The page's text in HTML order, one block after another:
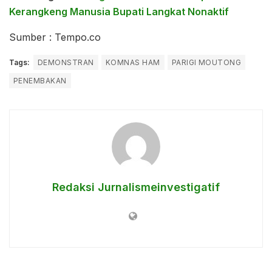
Kerangkeng Manusia Bupati Langkat Nonaktif
Sumber : Tempo.co
Tags: DEMONSTRAN KOMNAS HAM
PARIGI MOUTONG
PENEMBAKAN
Redaksi Jurnalismeinvestigatif